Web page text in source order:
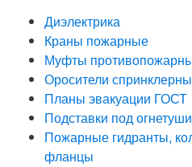
Диэлектрика
Краны пожарные
Муфты
Оросители
Планы эвакуации ГОСТ
Подставки под
Пожарные гидранты,
фланцы